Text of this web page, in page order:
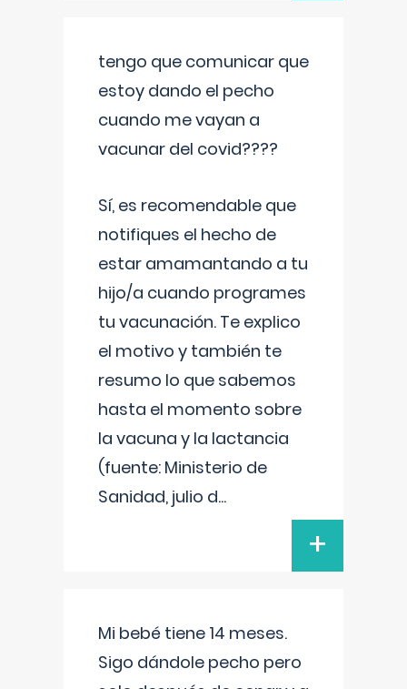
tengo que comunicar que
estoy dando el pecho
cuando me vayan a
vacunar del covid????
Sí, es recomendable que
notifiques el hecho de
estar amamantando a tu
hijo/a cuando programes
tu vacunación. Te explico
el motivo y también te
resumo lo que sabemos
hasta el momento sobre
la vacuna y la lactancia
(fuente: Ministerio de
Sanidad, julio d...
+
Mi bebé tiene 14 meses.
Sigo dándole pecho pero